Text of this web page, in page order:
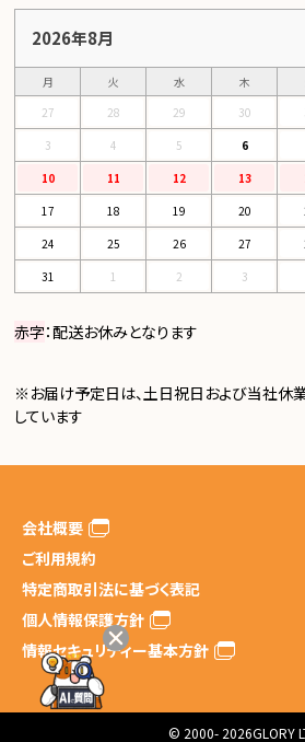
2026年8月
月 火 水 木
27
28 29 30
3
4 5 6
10
11 12 13
17
18 19 20
24
25 26 27
31
1 2 3
赤字：配送お休みとなります
※お届け予定日は、土日祝日および当社休
しています
会社概要
ご利用規約
特定商取引法に基づく表記
個人情報保護方針
情報セキュリティー基本方針
© 2000- 2026GLORY